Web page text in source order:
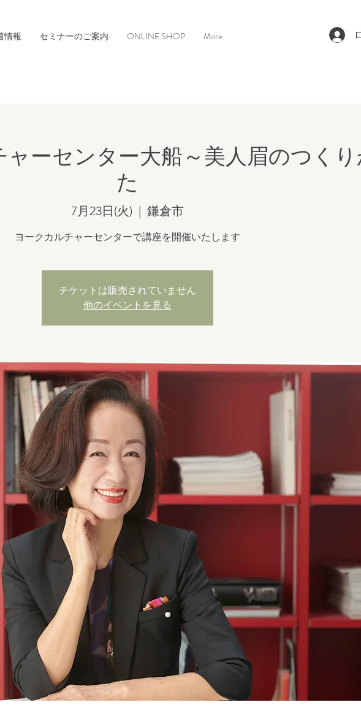
情報 セミナーのご案内 ONLINE SHOP More
ャーセンター大船～美人眉のつく
た
7月23日(火)
  |
鎌倉市
ヨークカルチャーセンターで講座を開催いたします
チケットは販売されていません
他のイベントを見る